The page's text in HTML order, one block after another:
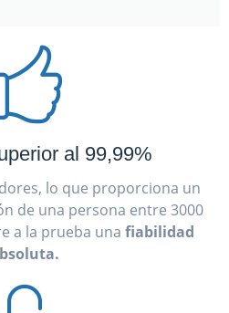
al 99,99%
lo que proporciona un
de una persona entre 3000
a la prueba una fiabilidad